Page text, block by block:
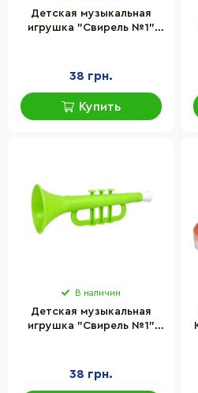
Детская музыкальная
игрушка "Свирель №1"
38 грн.
Купить
В наличии
Детская музыкальная
игрушка "Свирель №1"
38 грн.